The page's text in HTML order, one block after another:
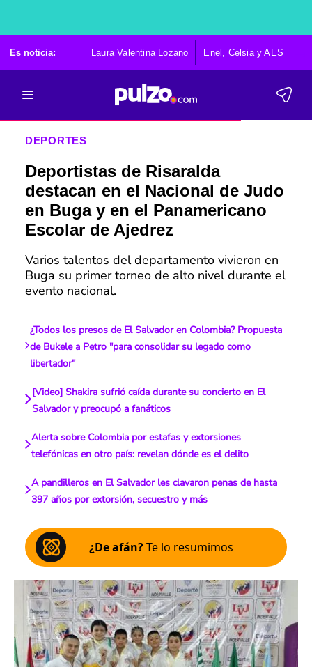
Es noticia: Laura Valentina Lozano Enel, Celsia y AES
DEPORTES
Deportistas de Risaralda
destacan en el Nacional de Judo
en Buga y en el Panamericano
Escolar de Ajedrez
Varios talentos del departamento vivieron en
Buga su primer torneo de alto nivel durante el
evento nacional.
¿Todos los presos de El Salvador en Colombia? Propuesta
de Bukele a Petro "para consolidar su legado como
libertador"
[Video] Shakira sufrió caída durante su concierto en El
Salvador y preocupó a fanáticos
Alerta sobre Colombia por estafas y extorsiones
telefónicas en otro país: revelan dónde es el delito
A pandilleros en El Salvador les clavaron penas de hasta
397 años por extorsión, secuestro y más
¿De afán?Te lo resumimos